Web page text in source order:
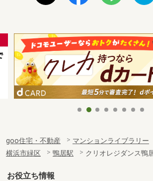
goo住宅・不動産 マンションライブラリー
横浜市緑区
鴨居駅 クリオレジダンス鴨
お役立ち情報